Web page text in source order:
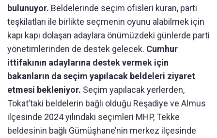
bulunuyor. Beldelerinde seçim ofisleri kuran, parti
teşkilatları ile birlikte seçmenin oyunu alabilmek için
kapı kapı dolaşan adaylara önümüzdeki günlerde parti
yönetimlerinden de destek gelecek. Cumhur
ittifakının adaylarına destek vermek için
bakanların da seçim yapılacak beldeleri ziyaret
etmesi bekleniyor. Seçim yapılacak yerlerden,
Tokat’taki beldelerin bağlı olduğu Reşadiye ve Almus
ilçesinde 2024 yılındaki seçimleri MHP, Tekke
beldesinin bağlı Gümüşhane’nin merkez ilçesinde